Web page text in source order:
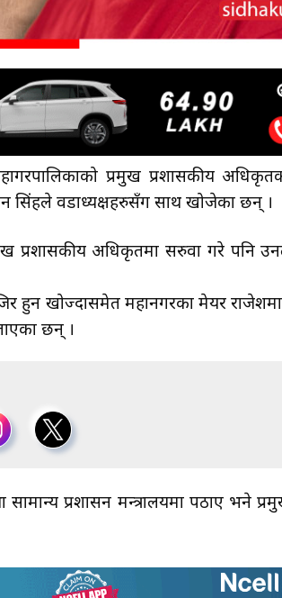
प्रमुख प्रशासकीय
सिंहले वडाध्यक्षहरुसँग साथ खोजेका छन् ।
प्रशासकीय अधिकृतमा सरुवा गरे पनि
हुन खोज्दासमेत महानगरका मेयर
छन् ।
प्रशासन मन्त्रालयमा पठाए भने